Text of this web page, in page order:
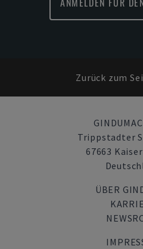
Zurück zum
Trippstadter
67663
ÜBER